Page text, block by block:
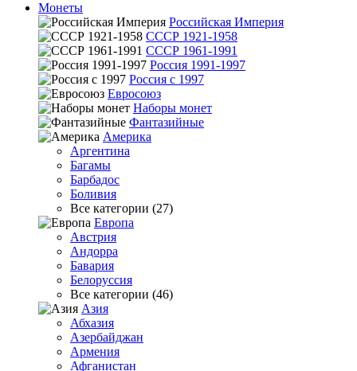
Монеты
Российская Империя
СССР 1921-1958
СССР 1961-1991
Россия 1991-1997
Россия с 1997
Евросоюз
Наборы монет
Фантазийные
Америка
Аргентина
Багамы
Барбадос
Боливия
Все категории (27)
Европа
Австрия
Андорра
Бавария
Белоруссия
Все категории (46)
Азия
Абхазия
Азербайджан
Армения
Афганистан